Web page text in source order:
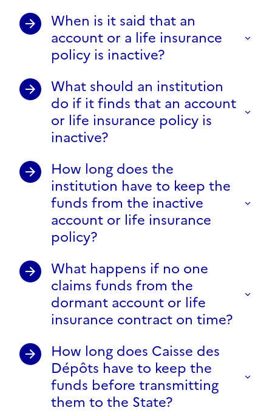
When is it said that an
account or a life insurance
policy is inactive?
What should an institution
do if it finds that an account
or life insurance policy is
inactive?
How long does the
institution have to keep the
funds from the inactive
account or life insurance
policy?
What happens if no one
claims funds from the
dormant account or life
insurance contract on time?
How long does Caisse des
Dépôts have to keep the
funds before transmitting
them to the State?